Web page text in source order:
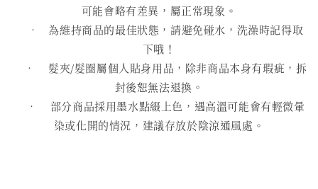
可能會略有差異，屬正常現象。
• 為維持商品的最佳狀態，請避免碰水，洗澡時記得取
下哦！
• 髮夾/髮圈屬個人貼身用品，除非商品本身有瑕疵，拆
封後恕無法退換。
• 部分商品採用墨水點綴上色，遇高溫可能會有輕微暈
染或化開的情況，建議存放於陰涼通風處。